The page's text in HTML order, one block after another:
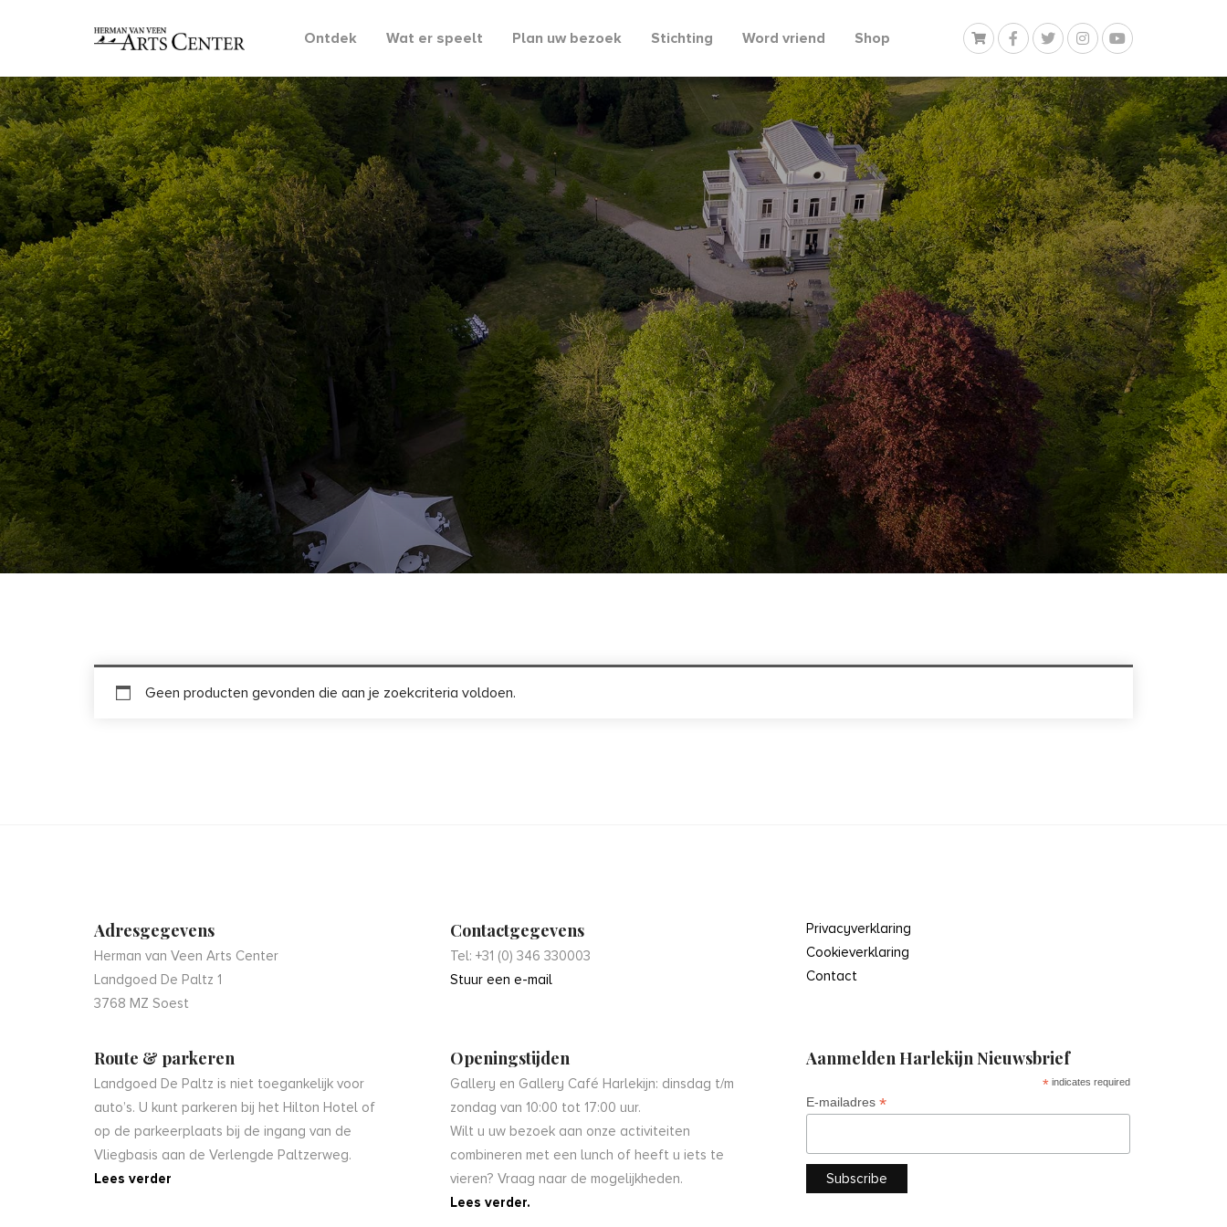
Ontdek Wat er speelt Plan uw bezoek Stichting Word vriend Shop
Geen producten gevonden die aan je zoekcriteria voldoen.
Adresgegevens
Herman van Veen Arts Center
Landgoed De Paltz 1
3768 MZ Soest
Route & parkeren
Landgoed De Paltz is niet toegankelijk voor
auto’s. U kunt parkeren bij het Hilton Hotel of
op de parkeerplaats bij de ingang van de
Vliegbasis aan de Verlengde Paltzerweg.
Lees verder
Contactgegevens
Tel: +31 (0) 346 330003
Stuur een e-mail
Openingstijden
Gallery en Gallery Café Harlekijn: dinsdag t/m
zondag van 10:00 tot 17:00 uur.
Wilt u uw bezoek aan onze activiteiten
combineren met een lunch of heeft u iets te
vieren? Vraag naar de mogelijkheden.
Lees verder.
Privacyverklaring
Cookieverklaring
Contact
Aanmelden Harlekijn Nieuwsbrief
* indicates required
E-mailadres *